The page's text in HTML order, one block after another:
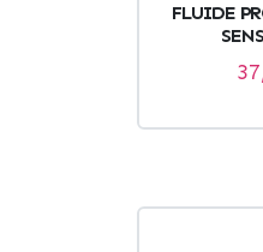
FLUIDE